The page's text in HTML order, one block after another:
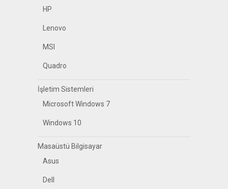
HP
Lenovo
MSI
Quadro
İşletim Sistemleri
Microsoft Windows 7
Windows 10
Masaüstü Bilgisayar
Asus
Dell